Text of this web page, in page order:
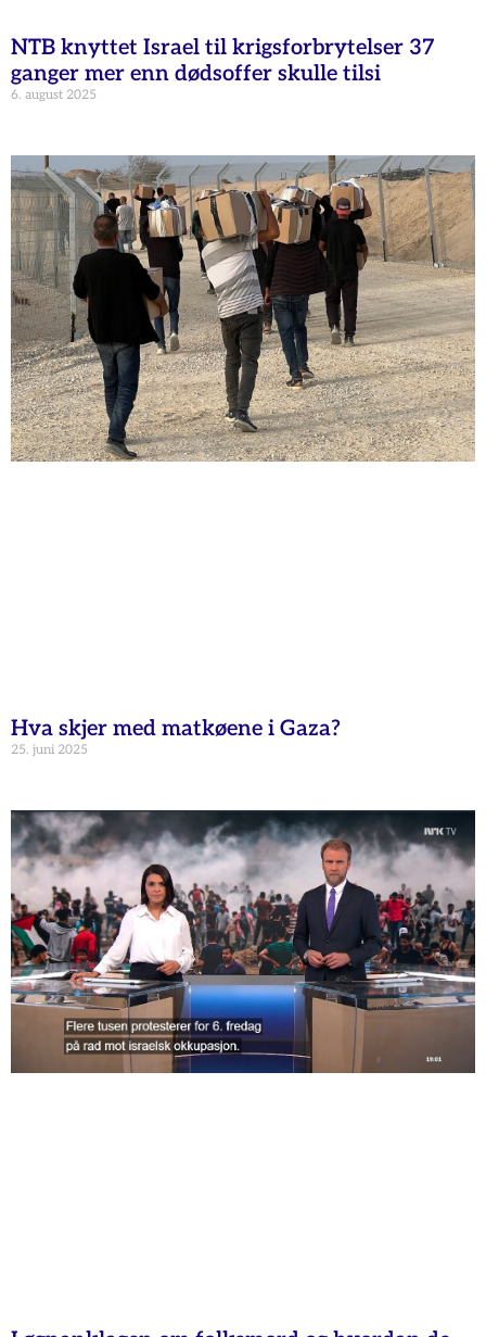
NTB knyttet Israel til krigsforbrytelser 37
ganger mer enn dødsoffer skulle tilsi
6. august 2025
Hva skjer med matkøene i Gaza?
25. juni 2025